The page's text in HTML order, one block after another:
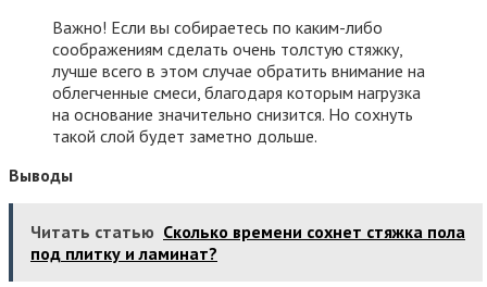
Важно! Если вы собираетесь по каким-либо
соображениям сделать очень толстую стяжку,
лучше всего в этом случае обратить внимание на
облегченные смеси, благодаря которым нагрузка
на основание значительно снизится. Но сохнуть
такой слой будет заметно дольше.
Выводы
Читать статью Сколько времени сохнет стяжка пола
под плитку и ламинат?